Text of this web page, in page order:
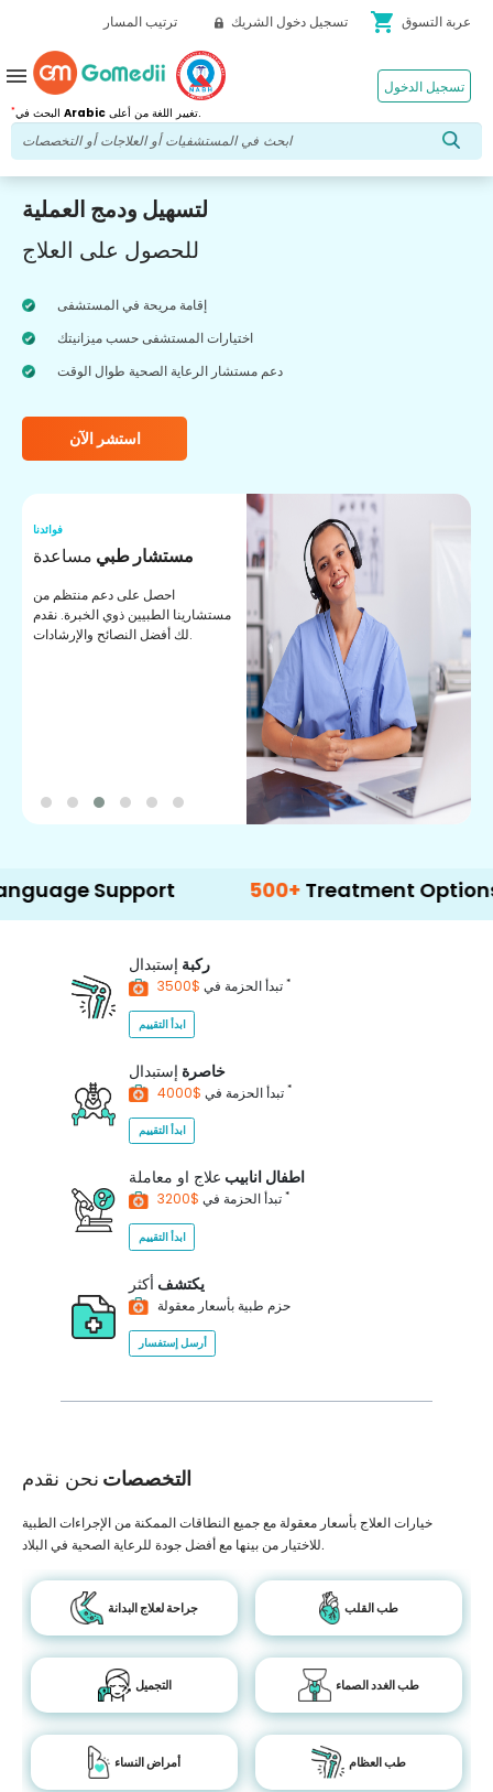
ترتيب المسار تسجيل دخول الشريك shopping_cart عربة التسوق
* Arabic تغيير اللغة من أعلى.
تسجيل الدخول menu
لتسهيل ودمج العملية
للحصول على العلاج
إقامة مريحة في المستشفى
اختيارات المستشفى حسب ميزانيتك
دعم مستشار الرعاية الصحية طوال الوقت
استشر الآن
فوائدنا
مستشار طبي مساعدة
احصل على دعم منتظم من
مستشارينا الطبيين ذوي الخبرة. نقدم
لك أفضل النصائح والإرشادات.
Support Treatment Options
ركبة إستبدال
تبدأ الحزمة في *
ابدأ التقييم
خاصرة إستبدال
تبدأ الحزمة في *
ابدأ التقييم
اطفال انابيب علاج او معاملة
تبدأ الحزمة في *
ابدأ التقييم
يكتشف أكثر
حزم طبية بأسعار معقولة
أرسل إستفسار
التخصصات نحن نقدم
خيارات العلاج بأسعار معقولة مع جميع النطاقات الممكنة من الإجراءات الطبية
للاختيار من بينها مع أفضل جودة للرعاية الصحية في البلاد.
جراحة لعلاج البدانة طب القلب
التجميل طب الغدد الصماء
أمراض النساء طب العظام